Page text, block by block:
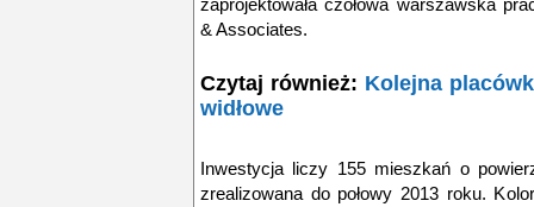
zaprojektowała czołowa warszawska
& Associates.
Czytaj również: Kolejna
widłowe
Inwestycja liczy 155 mieszkań o
zrealizowana do połowy 2013 roku.